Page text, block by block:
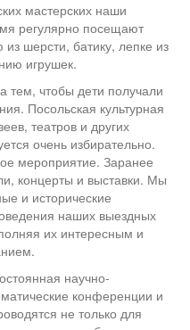
мастерских наши
регулярно посещают
шерсти, батику, лепке из
игрушек.
тем, чтобы дети получали
Посольская культурная
театров и других
очень избирательно.
мероприятие. Заранее
концерты и выставки. Мы
и исторические
наших выездных
их интересным и
научно-
конференции и
не только для